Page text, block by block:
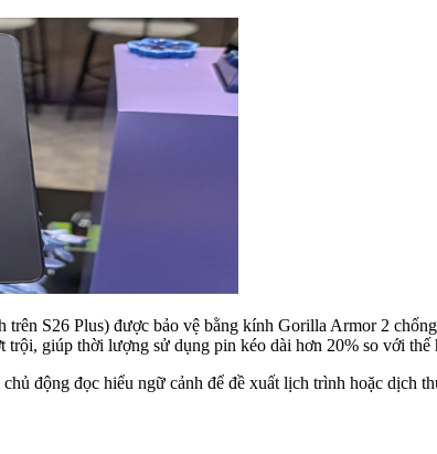
S26 Plus) được bảo vệ bằng kính Gorilla Armor 2
giúp thời lượng sử dụng pin kéo dài hơn 20% so với thế
động đọc hiểu ngữ cảnh để đề xuất lịch trình hoặc dịch